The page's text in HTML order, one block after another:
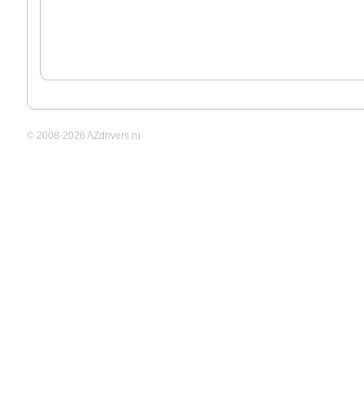
© 2008-2026 AZdrivers.ru